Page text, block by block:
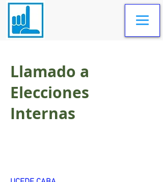
Llamado a
Elecciones
Internas